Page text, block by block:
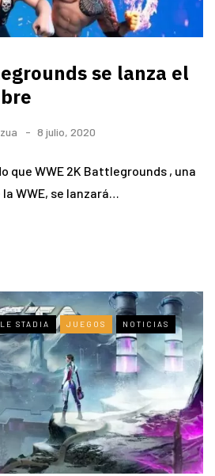
se lanza el
8 julio, 2020
que WWE 2K Battlegrounds , una
WWE, se lanzará…
STADIA JUEGOS NOTICIAS